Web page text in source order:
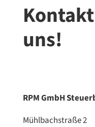
uns!
RPM GmbH
Mühlbachstraße 2